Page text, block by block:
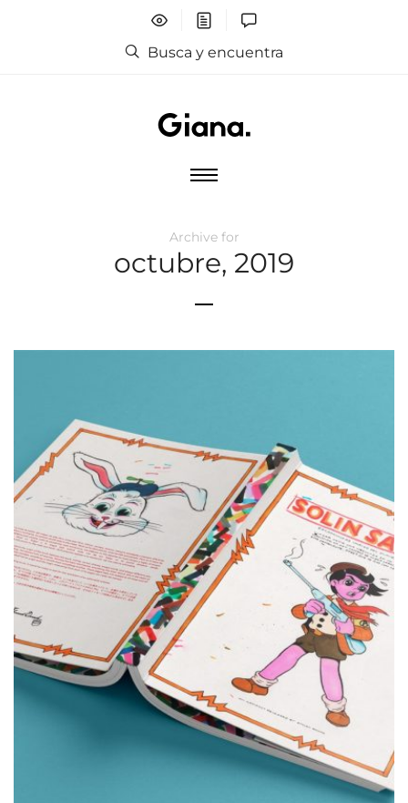
Busca y encuentra
Archive for
octubre, 2019